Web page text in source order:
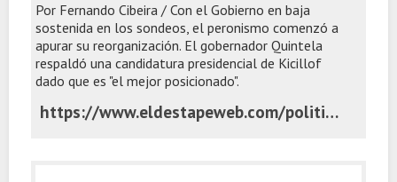
Por Fernando Cibeira / Con el Gobierno en baja
sostenida en los sondeos, el peronismo comenzó a
apurar su reorganización. El gobernador Quintela
respaldó una candidatura presidencial de Kicillof
dado que es "el mejor posicionado".
https://www.eldestapeweb.com/politica/axel-kicillof/con-el-gobierno-en-crisis-el-peronismo-acelera-los-movimientos-internos-2026470528